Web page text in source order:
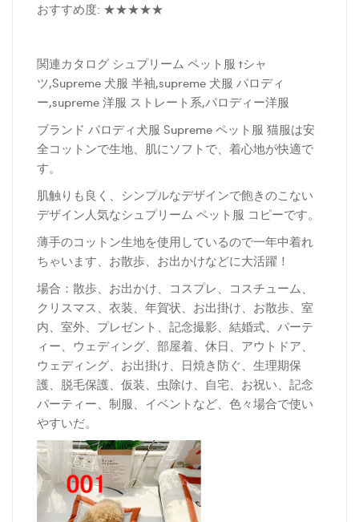
おすすめ度: ★★★★★
関連カタログ シュプリーム ペット服 tシャ
ツ,Supreme 犬服 半袖,supreme 犬服 パロディ
ー,supreme 洋服 ストレート系,パロディー洋服
ブランド パロディ犬服 Supreme ペット服 猫服は安
全コットンで生地、肌にソフトで、着心地が快適で
す。
肌触りも良く、シンプルなデザインで飽きのこない
デザイン人気なシュプリーム ペット服 コピーです。
薄手のコットン生地を使用しているので一年中着れ
ちゃいます、お散歩、お出かけなどに大活躍！
場合：散歩、お出かけ、コスプレ、コスチューム、
クリスマス、衣装、年賀状、お出掛け、お散歩、室
内、室外、プレゼント、記念撮影、結婚式、パーテ
ィー、ウェディング、部屋着、休日、アウトドア、
ウェディング、お出掛け、日焼き防ぐ、生理期保
護、脱毛保護、仮装、虫除け、自宅、お祝い、記念
パーティー、制服、イベントなど、色々場合で使い
やすいだ。